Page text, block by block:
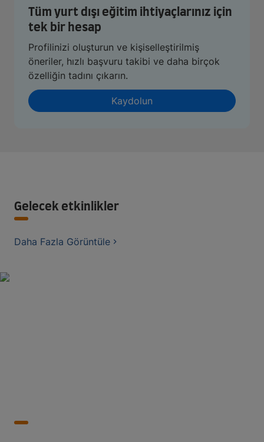
Tüm yurt dışı eğitim ihtiyaçlarınız için
tek bir hesap
Profilinizi oluşturun ve kişiselleştirilmiş
öneriler, hızlı başvuru takibi ve daha birçok
özelliğin tadını çıkarın.
Kaydolun
Gelecek etkinlikler
Daha Fazla Görüntüle